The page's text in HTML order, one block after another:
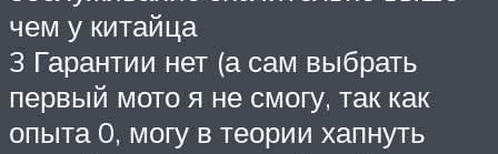
чем у китайца
3 Гарантии нет (а сам выбрать
первый мото я не смогу, так как
опыта 0, могу в теории хапнуть